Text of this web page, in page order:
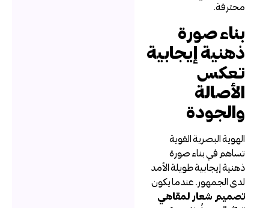
محترفة.
بناء صورة
ذهنية إيجابية
تعكس
الأصالة
والجودة
الهوية البصرية القوية
تساهم في بناء صورة
ذهنية إيجابية طويلة الأمد
لدى الجمهور. عندما يكون
تصميم شعار لمقاهي